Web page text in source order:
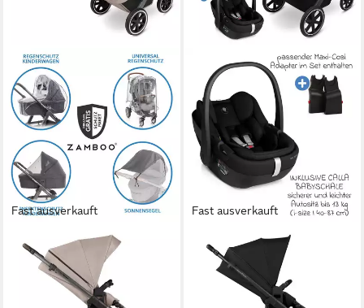
Fast ausverkauft
ABC DESIGN
Kombi-Kinderwagen Salsa 5
Air - Camel, 2in1 Kinderwagen
Buggy Set inkl. Babywanne,
Fast ausverkauft
ABC DESIGN
Kombi-Kinderwagen Salsa
Core - Ink, 3in1 Kinderwagen
Buggy Set mit Babywanne,